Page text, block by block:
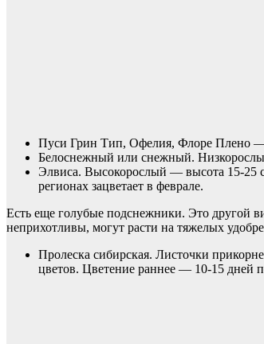
Пуси Грин Тип, Офелия, Флоре Плено
Белоснежный или снежный.
Элвиса. Высокорослый — высота 15-25
регионах зацветает в феврале.
Есть еще голубые подснежники. Это другой
неприхотливы, могут расти на тяжелых
Пролеска сибирская. Листочки
цветов. Цветение раннее — 10-15 дней